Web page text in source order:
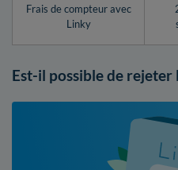
Frais de compteur avec
Linky
Est-il possible de rejeter